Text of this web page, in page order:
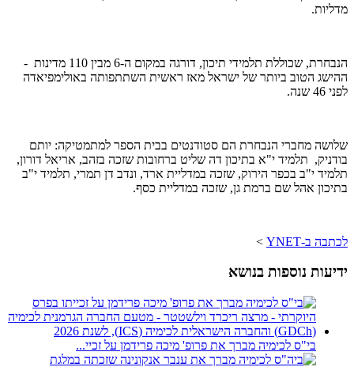
מדליות.
הנבחרת, שכוללת תלמידי תיכון, דורגה במקום ה-6 מבין 110 מדינות -
ההישג הטוב ביותר של ישראל מאז ראשית השתתפותה באולימפיאדה
לפני 46 שנה.
שלושה מחברי הנבחרת הם סטודנטים בבית הספר למתמטיקה: יותם
בודניק, תלמיד י"א בתיכון דה שליט ברחובות שזכה בזהב, אריאל דורון,
תלמיד י"ב בכפר הירוק, שזכה במדליית ארד, ונדב דן תמרי, תלמיד י"ב
בתיכון אהל שם ברמת גן, שזכה במדליית כסף.
לכתבה ב-YNET >
ידיעות נוספות בנושא
בי"ס לכימיה מברך את פרופ' מיכה פרידמן על זכיי...